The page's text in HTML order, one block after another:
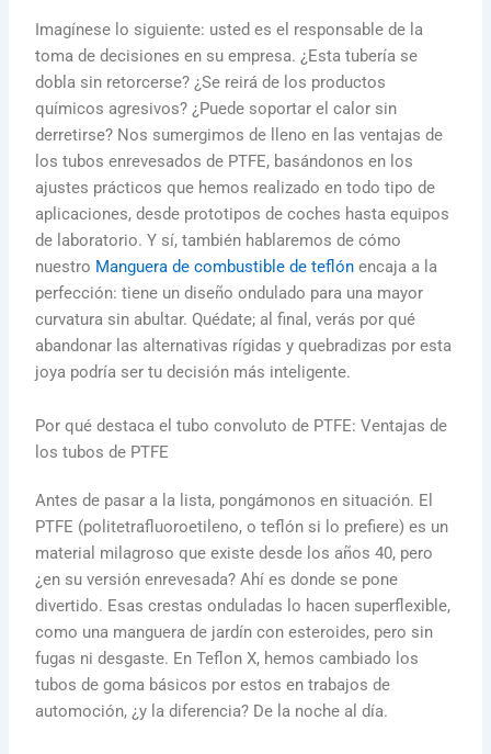
Imagínese lo siguiente: usted es el responsable de la
toma de decisiones en su empresa. ¿Esta tubería se
dobla sin retorcerse? ¿Se reirá de los productos
químicos agresivos? ¿Puede soportar el calor sin
derretirse? Nos sumergimos de lleno en las ventajas de
los tubos enrevesados de PTFE, basándonos en los
ajustes prácticos que hemos realizado en todo tipo de
aplicaciones, desde prototipos de coches hasta equipos
de laboratorio. Y sí, también hablaremos de cómo
nuestro Manguera de combustible de teflón encaja a la
perfección: tiene un diseño ondulado para una mayor
curvatura sin abultar. Quédate; al final, verás por qué
abandonar las alternativas rígidas y quebradizas por esta
joya podría ser tu decisión más inteligente.
Por qué destaca el tubo convoluto de PTFE: Ventajas de
los tubos de PTFE
Antes de pasar a la lista, pongámonos en situación. El
PTFE (politetrafluoroetileno, o teflón si lo prefiere) es un
material milagroso que existe desde los años 40, pero
¿en su versión enrevesada? Ahí es donde se pone
divertido. Esas crestas onduladas lo hacen superflexible,
como una manguera de jardín con esteroides, pero sin
fugas ni desgaste. En Teflon X, hemos cambiado los
tubos de goma básicos por estos en trabajos de
automoción, ¿y la diferencia? De la noche al día.